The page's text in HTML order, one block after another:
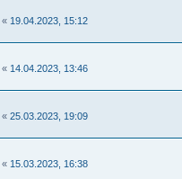
« 19.04.2023, 15:12
« 14.04.2023, 13:46
« 25.03.2023, 19:09
« 15.03.2023, 16:38